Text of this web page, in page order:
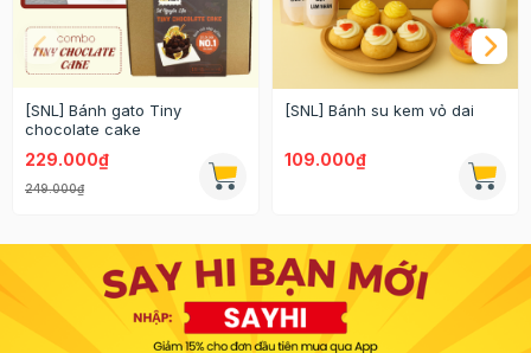
[SNL] Bánh gato Tiny
chocolate cake
229.000₫
249.000₫
[SNL] Bánh su kem vỏ dai
109.000₫